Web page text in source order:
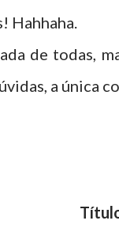
Hahhaha.
de todas,
a única